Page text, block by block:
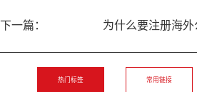
下一篇： 为什么要注册海
热门标签 常用链接